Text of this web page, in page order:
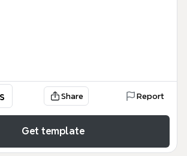
Share Report
Get template